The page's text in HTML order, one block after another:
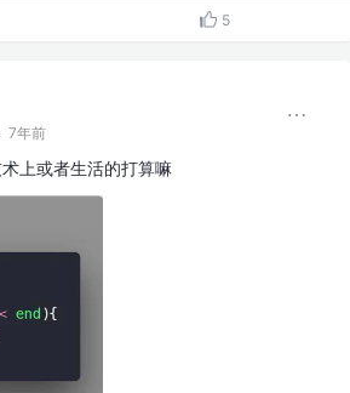
5
· 7年前
上或者生活的打算嘛